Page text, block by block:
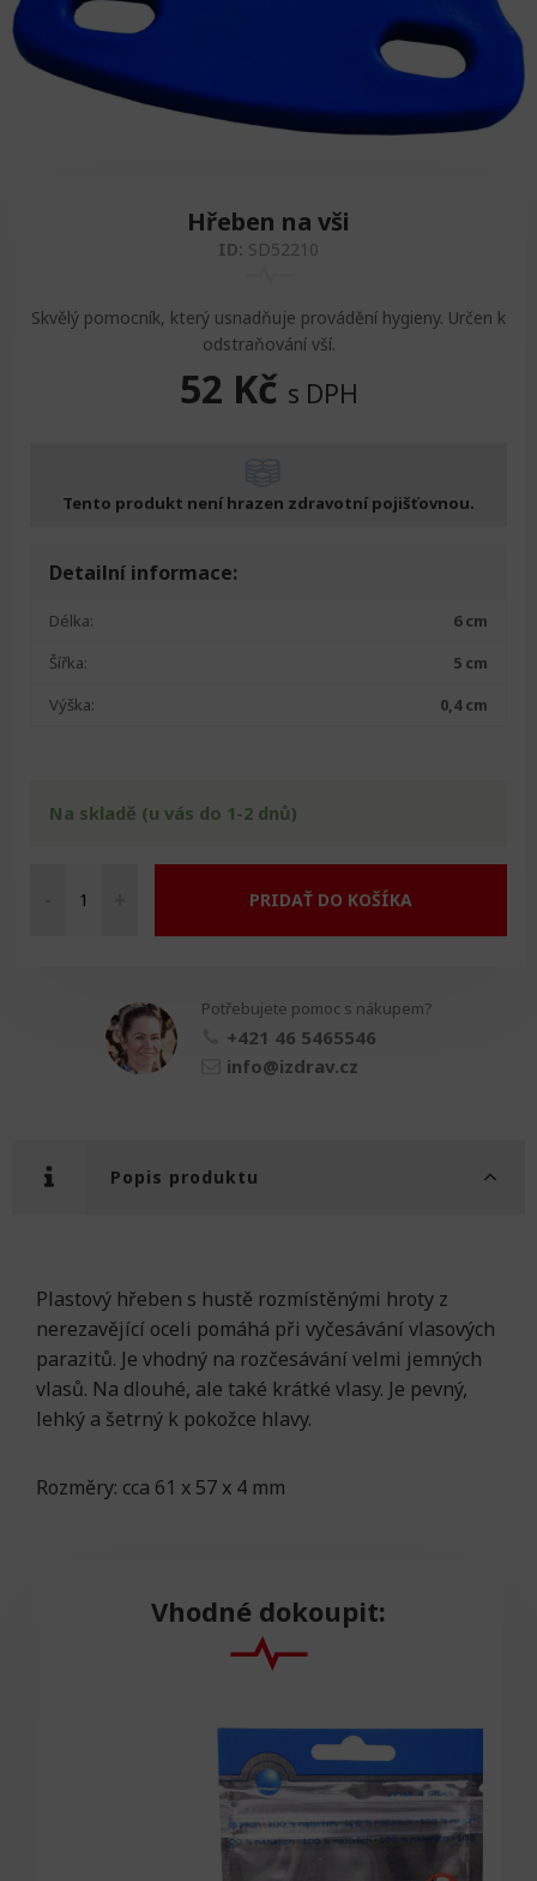
Zvedáky
Doplňky do koupelny
Oddechová křesla
Podložky na cvičení
Závaží a činky
Sedačky do invalidního vozíku
Nájezdové rampy a přenosní podložky
Pomůcky pro denní potřebu
Ochranné čepice pro děti a dospělé
Hřeben na vši
ID: SD52210
Skvělý pomocník, který usnadňuje provádění hygieny. Určen k
odstraňování vší.
52 Kč s DPH
Tento produkt není hrazen zdravotní pojišťovnou.
Detailní informace:
Délka:
6 cm
Šířka:
5 cm
Výška:
0,4 cm
Na skladě (u vás do 1-2 dnů)
PRIDAŤ DO KOŠÍKA
Potřebujete pomoc s nákupem?
+421 46 5465546
info@izdrav.cz
Popis produktu
Plastový hřeben s hustě rozmístěnými hroty z
nerezavějící oceli pomáhá při vyčesávání vlasových
parazitů. Je vhodný na rozčesávání velmi jemných
vlasů. Na dlouhé, ale také krátké vlasy. Je pevný,
lehký a šetrný k pokožce hlavy.
Rozměry: cca 61 x 57 x 4 mm
Vhodné dokoupit: